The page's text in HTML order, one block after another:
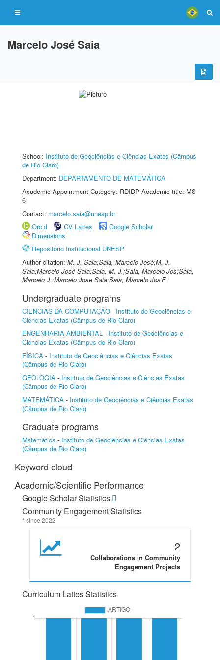
Marcelo José Saia
School: Instituto de Geociências e Ciências Exatas (Câmpus
de Rio Claro)
Department: DEPARTAMENTO DE MATEMÁTICA
Academic Appointment Category: RDIDP Academic title: MS-
6
Contact: marcelo.saia@unesp.br
Orcid
CV Lattes
Google Scholar
Dimensions
Repositório Institucional UNESP
Author citation: M. J. Saia;Saia, Marcelo José;M. J.
Saia;Marcelo José Saia;Saia, M. J.;Saia, Marcelo Jos;Saia,
Marcelo J.;Marcelo Jose Saia;Saia, Marcelo Jos'E
Undergraduate programs
CIÊNCIAS DA COMPUTAÇÃO - Instituto de Geociências e
Ciências Exatas (Câmpus de Rio Claro)
ENGENHARIA AMBIENTAL - Instituto de Geociências e
Ciências Exatas (Câmpus de Rio Claro)
FÍSICA - Instituto de Geociências e Ciências Exatas
(Câmpus de Rio Claro)
GEOLOGIA - Instituto de Geociências e Ciências Exatas
(Câmpus de Rio Claro)
MATEMÁTICA - Instituto de Geociências e Ciências Exatas
(Câmpus de Rio Claro)
Graduate programs
Matemática - Instituto de Geociências e Ciências Exatas
(Câmpus de Rio Claro)
Keyword cloud
Academic/Scientific Performance
Google Scholar Statistics
Community Engagement Statistics
* since 2022
2
Collaborations in Community
Engagement Projects
Curriculum Lattes Statistics